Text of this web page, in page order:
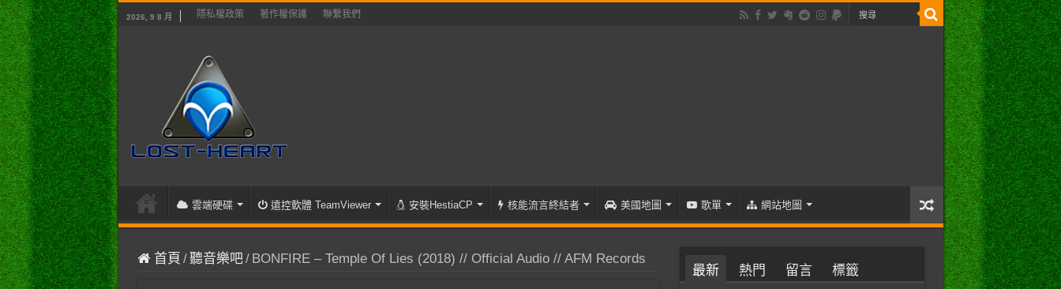
2026, 9 8 月 隱私權政策 著作權保護 聯繫我們
雲端硬碟 遠控軟體 TeamViewer 安裝HestiaCP 核能流言終結者 美國地圖 歌單 網站地圖
首頁 /聽音樂吧/ BONFIRE – Temple Of Lies (2018) // Official Audio // AFM Records
最新 熱門 留言 標籤